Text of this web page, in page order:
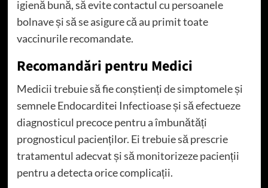
igienă bună, să evite contactul cu persoanele
bolnave și să se asigure că au primit toate
vaccinurile recomandate.
Recomandări pentru Medici
Medicii trebuie să fie conștienți de simptomele și
semnele Endocarditei Infectioase și să efectueze
diagnosticul precoce pentru a îmbunătăți
prognosticul pacienților. Ei trebuie să prescrie
tratamentul adecvat și să monitorizeze pacienții
pentru a detecta orice complicații.